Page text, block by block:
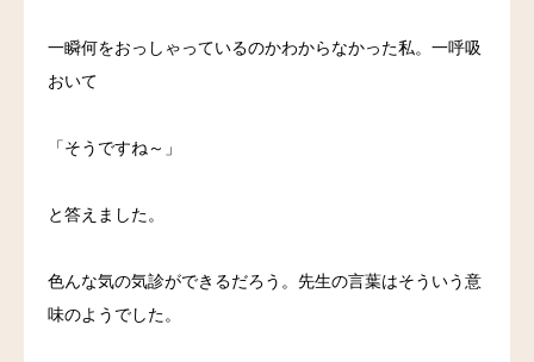
一瞬何をおっしゃっているのかわからなかった私。一呼吸
おいて
「そうですね～」
と答えました。
色んな気の気診ができるだろう。先生の言葉はそういう意
味のようでした。